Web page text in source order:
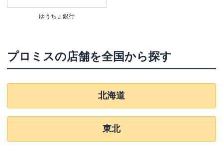
ゆうちょ銀行
プロミスの店舗を全国から探す
北海道
東北